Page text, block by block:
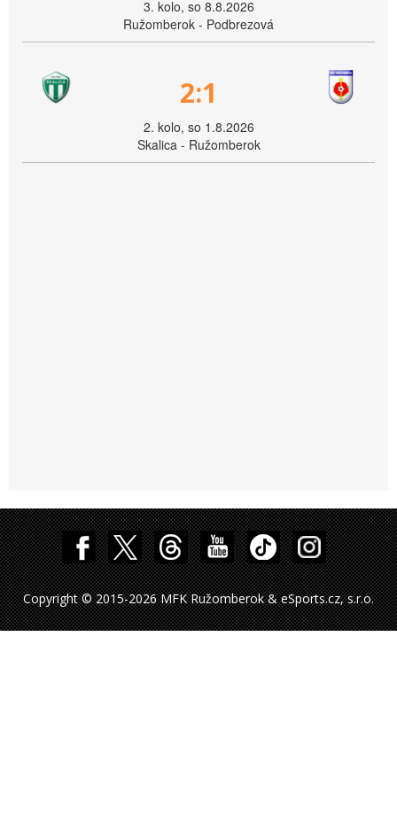
3. kolo, so 8.8.2026
Ružomberok - Podbrezová
2:1
2. kolo, so 1.8.2026
Skalica - Ružomberok
Copyright © 2015-2026 MFK Ružomberok & eSports.cz, s.r.o.